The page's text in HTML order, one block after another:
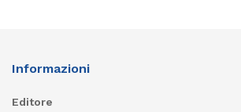
Informazioni
Editore